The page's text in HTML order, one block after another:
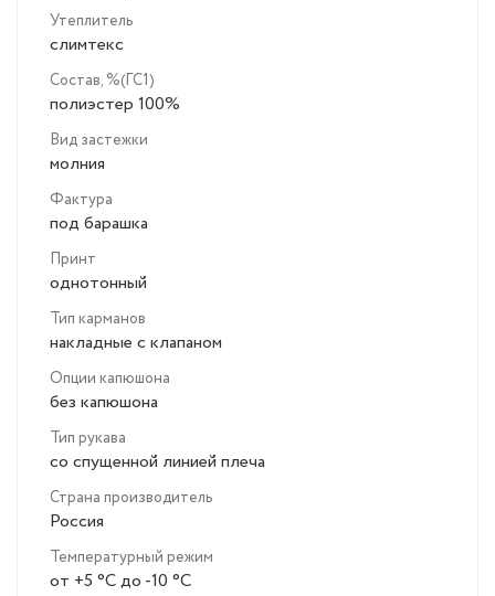
Утеплитель
слимтекс
Состав, %(ГС1)
полиэстер 100%
Вид застежки
молния
Фактура
под барашка
Принт
однотонный
Тип карманов
накладные с клапаном
Опции капюшона
без капюшона
Тип рукава
со спущенной линией плеча
Страна производитель
Россия
Температурный режим
от +5 °C до -10 °C